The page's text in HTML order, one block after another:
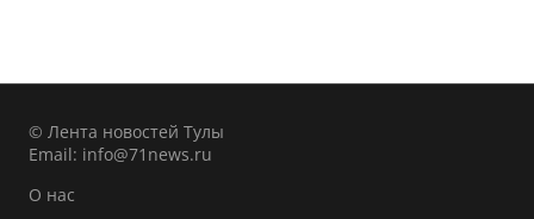
© Лента новостей Тулы
Email: info@71news.ru
О нас